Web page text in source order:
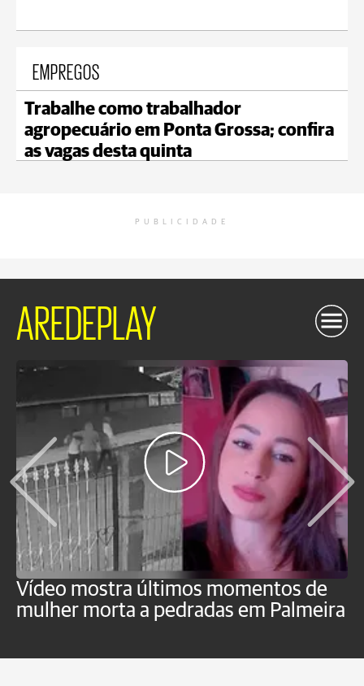
EMPREGOS
Trabalhe como trabalhador
agropecuário em Ponta Grossa; confira
as vagas desta quinta
PUBLICIDADE
AREDEPLAY
Vídeo mostra últimos momentos de
mulher morta a pedradas em Palmeira